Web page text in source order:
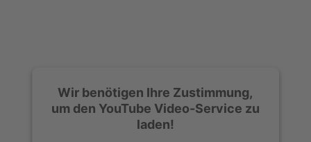
Wir benötigen Ihre Zustimmung,
um den YouTube Video-Service zu
laden!